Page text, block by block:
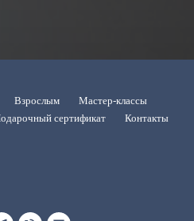
Взрослым
Мастер-классы
сертификат Контакты